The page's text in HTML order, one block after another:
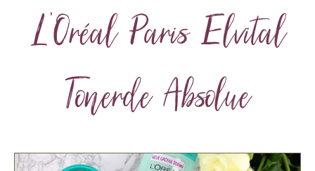
L’Oréal Paris Elvital
Tonerde Absolue